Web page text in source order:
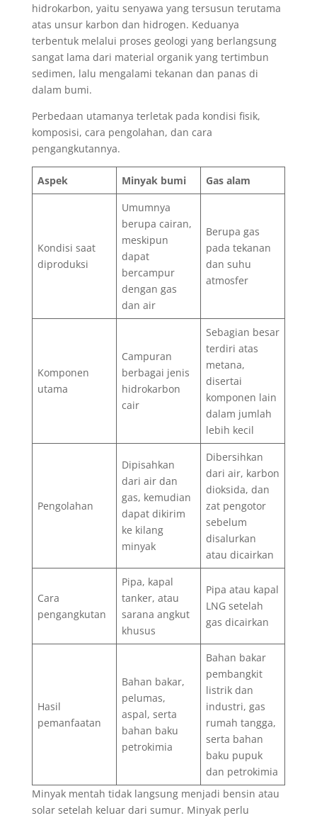
hidrokarbon, yaitu senyawa yang tersusun terutama
atas unsur karbon dan hidrogen. Keduanya
terbentuk melalui proses geologi yang berlangsung
sangat lama dari material organik yang tertimbun
sedimen, lalu mengalami tekanan dan panas di
dalam bumi.
Perbedaan utamanya terletak pada kondisi fisik,
komposisi, cara pengolahan, dan cara
pengangkutannya.
Aspek Minyak bumi Gas alam
Kondisi saat
diproduksi
Umumnya
berupa cairan,
meskipun
dapat
bercampur
dengan gas
dan air
Berupa gas
pada tekanan
dan suhu
atmosfer
Komponen
utama
Campuran
berbagai jenis
hidrokarbon
cair
Sebagian besar
terdiri atas
metana,
disertai
komponen lain
dalam jumlah
lebih kecil
Pengolahan
Dipisahkan
dari air dan
gas, kemudian
dapat dikirim
ke kilang
minyak
Dibersihkan
dari air, karbon
dioksida, dan
zat pengotor
sebelum
disalurkan
atau dicairkan
Cara
pengangkutan
Pipa, kapal
tanker, atau
sarana angkut
khusus
Pipa atau kapal
LNG setelah
gas dicairkan
Hasil
pemanfaatan
Bahan bakar,
pelumas,
aspal, serta
bahan baku
petrokimia
Bahan bakar
pembangkit
listrik dan
industri, gas
rumah tangga,
serta bahan
baku pupuk
dan petrokimia
Minyak mentah tidak langsung menjadi bensin atau
solar setelah keluar dari sumur. Minyak perlu